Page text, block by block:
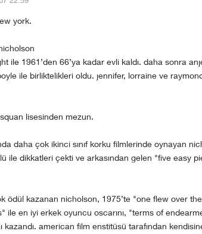
york.
ile 1961’den 66’ya kadar evli kaldı. daha sonra
ile birliktelikleri oldu. jennifer, lorraine ve
lisesinden mezun.
daha çok ikinci sınıf korku filmlerinde oynayan
ile dikkatleri çekti ve arkasından gelen "five easy
ödül kazanan nicholson, 1975’te "one flew over
ile en iyi erkek oyuncu oscarını, "terms of
kazandı. american film enstitüsü tarafından